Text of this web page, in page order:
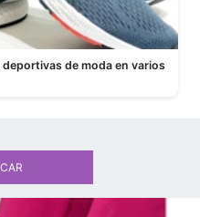
de moda en varios